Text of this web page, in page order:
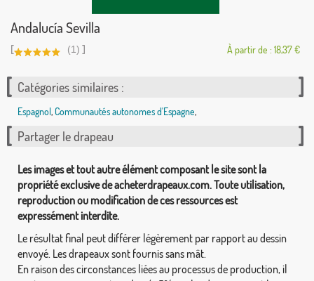
Andalucía Sevilla
[ (1) ] À partir de : 18,37 €
Catégories similaires :
Espagnol,Communautés autonomes d'Espagne,
Partager le drapeau
Les images et tout autre élément composant le site sont la
propriété exclusive de acheterdrapeaux.com. Toute utilisation,
reproduction ou modification de ces ressources est
expressément interdite.
Le résultat final peut différer légèrement par rapport au dessin
envoyé. Les drapeaux sont fournis sans mât.
En raison des circonstances liées au processus de production, il